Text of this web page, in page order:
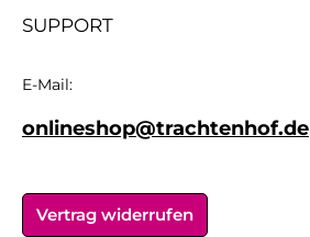
SUPPORT
E-Mail:
onlineshop@trachtenhof.de
Vertrag widerrufen